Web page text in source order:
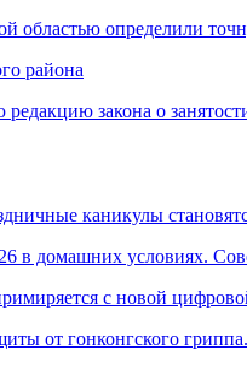
областью определили
района
закона о
каникулы
в домашних условиях.
с новой
от гонконгского